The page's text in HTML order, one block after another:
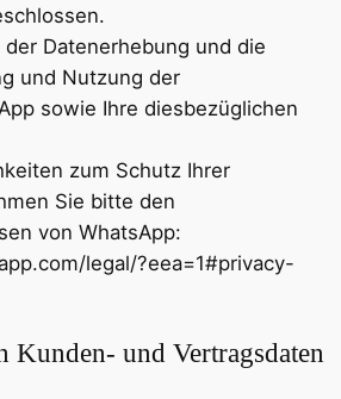
Datenerhebung und die
und Nutzung der
sowie Ihre diesbezüglichen
zum Schutz Ihrer
Sie bitte den
von WhatsApp:
legal/?eea=1#privacy-
Kunden- und Vertragsdaten